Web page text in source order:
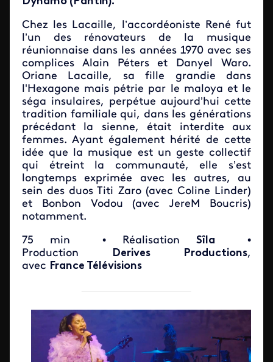
Chez les Lacaille, l’accordéoniste René fut
l’un des rénovateurs de la musique
réunionnaise dans les années 1970 avec ses
complices Alain Péters et Danyel Waro.
Oriane Lacaille, sa fille grandie dans
l'Hexagone mais pétrie par le maloya et le
séga insulaires, perpétue aujourd’hui cette
tradition familiale qui, dans les générations
précédant la sienne, était interdite aux
femmes. Ayant également hérité de cette
idée que la musique est un geste collectif
qui étreint la communauté, elle s’est
longtemps exprimée avec les autres, au
sein des duos Titi Zaro (avec Coline Linder)
et Bonbon Vodou (avec JereM Boucris)
notamment.
75 min • Réalisation Sîla
•
Production
Derives Productions,
avec France Télévisions